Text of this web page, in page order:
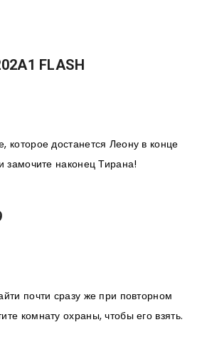
FLASH
которое достанется Леону в конце
замочите наконец Тирана!
почти сразу же при повторном
комнату охраны, чтобы его взять.